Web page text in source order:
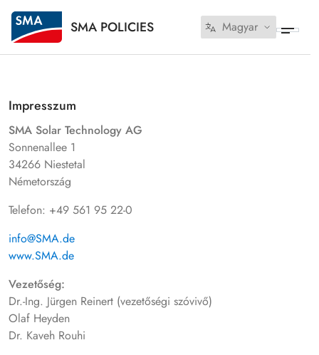
SMA POLICIES Magyar
Impresszum
SMA Solar Technology AG
Sonnenallee 1
34266 Niestetal
Németország
Telefon: +49 561 95 22-0
info@SMA.de
www.SMA.de
Vezetőség:
Dr.-Ing. Jürgen Reinert (vezetőségi szóvivő)
Olaf Heyden
Dr. Kaveh Rouhi